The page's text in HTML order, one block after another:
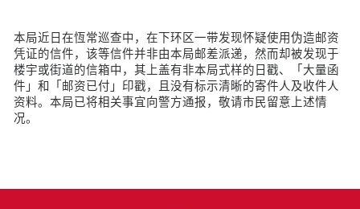
本局近日在恆常巡查中，在下环区一带发现怀疑使用伪造邮资
凭证的信件，该等信件并非由本局邮差派递，然而却被发现于
楼宇或街道的信箱中，其上盖有非本局式样的日戳、「大量函
件」和「邮资已付」印戳，且没有标示清晰的寄件人及收件人
资料。本局已将相关事宜向警方通报，敬请市民留意上述情
况。